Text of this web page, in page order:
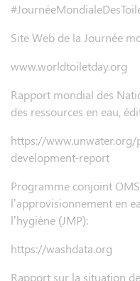
Site Web de la Journée
www.worldtoiletday.org
Rapport mondial des
des ressources en eau,
https://
development-report
Programme conjoint
l’approvisionnement en
l’hygiène (JMP):
https://washdata.org
Rapport sur la situation